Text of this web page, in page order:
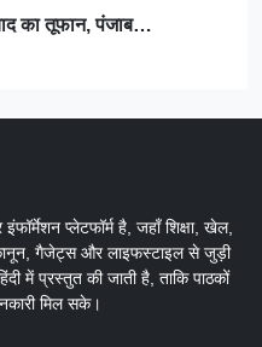
का तूफान, पंजाब…
प्लेटफॉर्म है, जहाँ शिक्षा, खेल,
कानून, गैजेट्स और लाइफस्टाइल से जुड़ी
में प्रस्तुत की जाती है, ताकि पाठकों
मिल सके।